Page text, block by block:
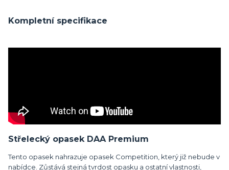
Kompletní specifikace
Střelecký opasek DAA Premium
Tento opasek nahrazuje opasek Competition, který již nebude v
nabídce. Zůstává stejná tvrdost opasku a ostatní vlastnosti,